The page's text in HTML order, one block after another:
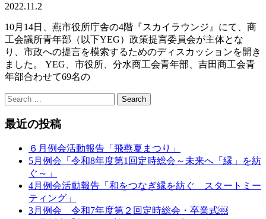
2022.11.2
10月14日、燕市役所庁舎の4階『スカイラウンジ』にて、商
工会議所青年部（以下YEG）政策提言委員会が主体とな
り、市政への提言を模索するためのディスカッションを開き
ました。 YEG、市役所、分水商工会青年部、吉田商工会青
年部合わせて69名の
最近の投稿
６月例会活動報告「飛燕夏まつり」
5月例会「令和8年度第1回定時総会～未来へ「縁」を紡
ぐ～」
4月例会活動報告「和をつなぎ縁を紡ぐ スタートミー
ティング」
3月例会 令和7年度第２回定時総会・卒業式￼